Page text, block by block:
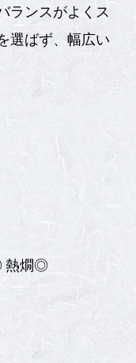
ランスがよくス
選ばず、幅広い
熱燗◎